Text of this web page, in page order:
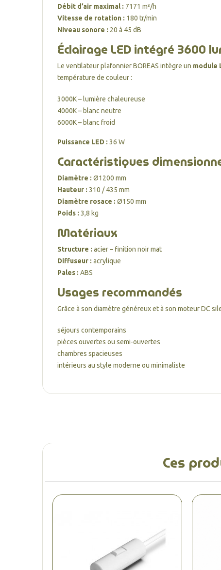
Débit d’air maximal : 7171 m³/h
Vitesse de rotation : 180 tr/min
Niveau sonore : 20 à 45 dB
Éclairage LED intégré 3600
Le ventilateur plafonnier BOREAS intègre un module
température de couleur :
3000K – lumière chaleureuse
4000K – blanc neutre
6000K – blanc froid
Puissance LED : 36 W
Caractéristiques
Diamètre : Ø1200 mm
Hauteur : 310 / 435 mm
Diamètre rosace : Ø150 mm
Poids : 3,8 kg
Matériaux
Structure : acier – finition noir mat
Diffuseur : acrylique
Pales : ABS
Usages recommandés
Grâce à son diamètre généreux et à son moteur DC
séjours contemporains
pièces ouvertes ou semi-ouvertes
chambres spacieuses
intérieurs au style moderne ou minimaliste
Ces